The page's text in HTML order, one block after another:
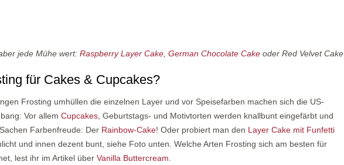
jede Mühe wert: Raspberry Layer Cake German Chocolate Cake oder Red Velvet Cake
für Cakes & Cupcakes?
Frosting umhüllen die einzelnen Layer und vor Speisefarben machen sich die US-
Vor allem Cupcakes , Geburtstags- und Motivtorten werden knallbunt eingefärbt und
Farbenfreude: Der Rainbow-Cake! Oder probiert man den Layer Cake mit Funfetti
und innen dezent bunt, siehe Foto unten. Welche Arten Frosting sich am besten für
lest ihr im Artikel über Vanilla Buttercream